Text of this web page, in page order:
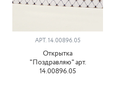
АРТ. 14.00896.05
Открытка
"Поздравляю" арт.
14.00896.05